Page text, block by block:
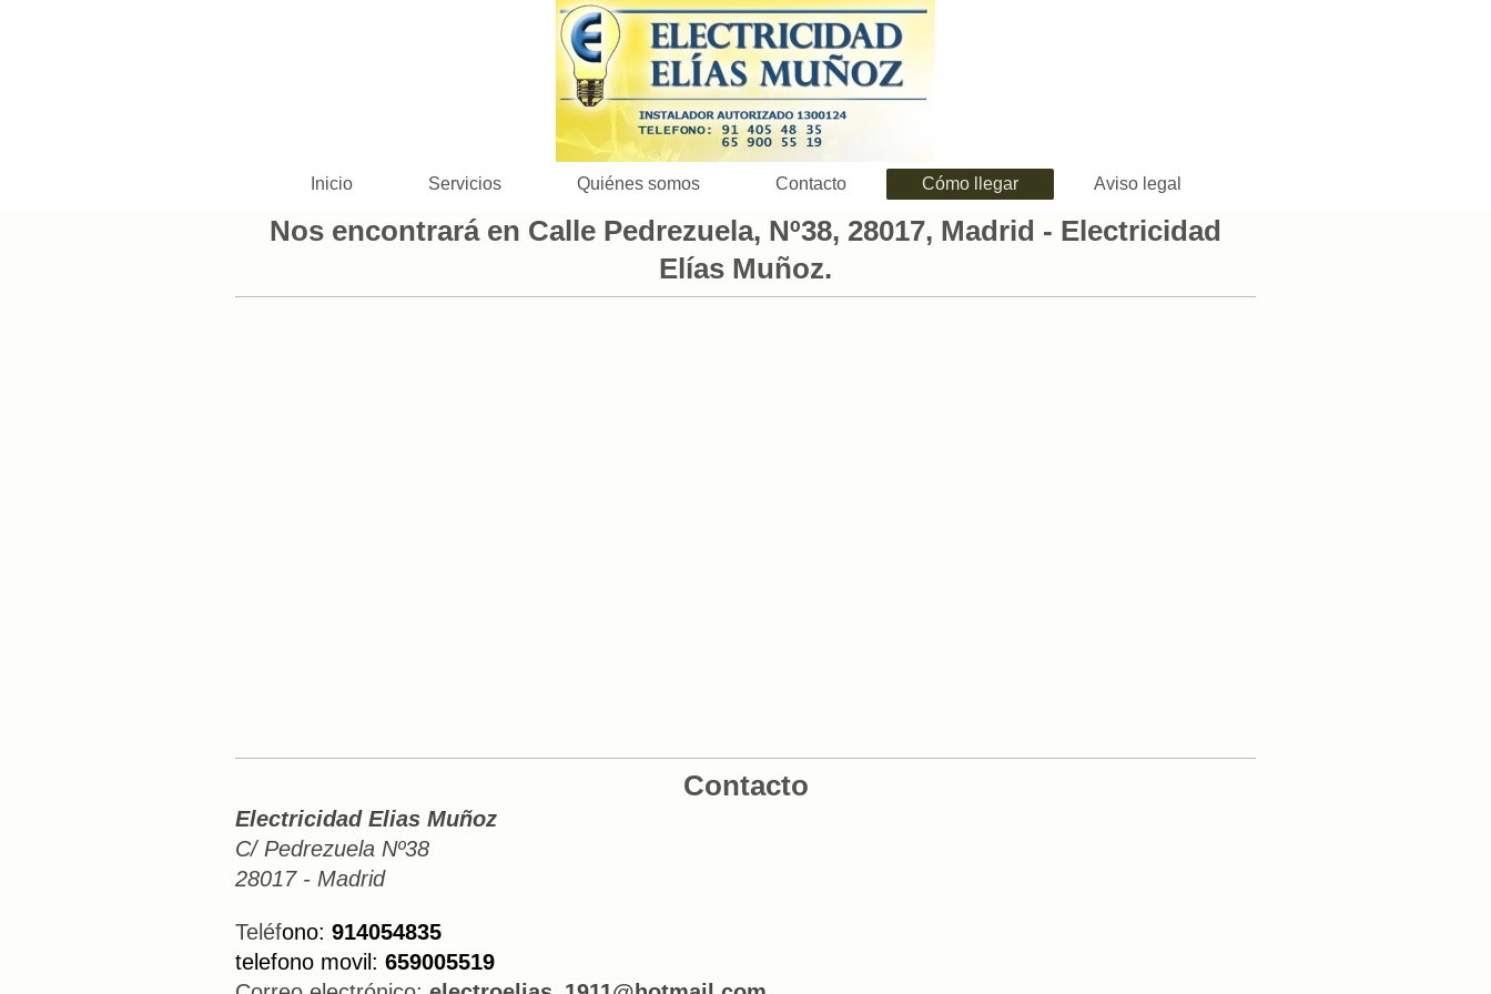
Inicio Servicios Quiénes somos Contacto Cómo llegar Aviso legal
Nos encontrará en Calle Pedrezuela, Nº38, 28017, Madrid - Electricidad
Elías Muñoz.
Contacto
Electricidad Elias Muñoz
C/ Pedrezuela Nº38
28017 - Madrid
Teléfono: 914054835
telefono movil: 659005519